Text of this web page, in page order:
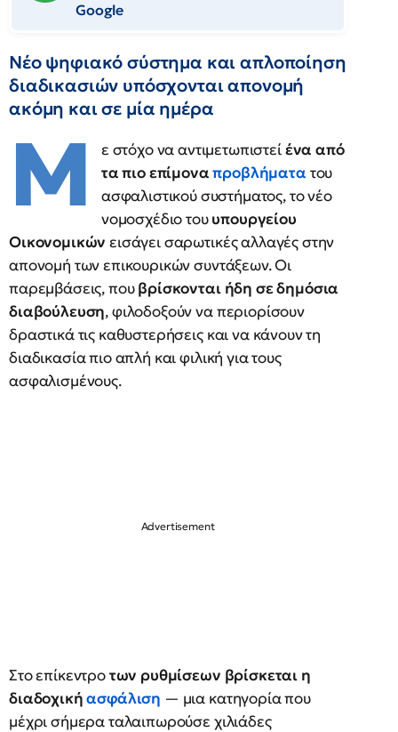
Google
Νέο ψηφιακό σύστημα και απλοποίηση
διαδικασιών υπόσχονται απονομή
ακόμη και σε μία ημέρα
Μ ε στόχο να αντιμετωπιστείένα από
τα πιο επίμοναπροβλήματα του
ασφαλιστικού συστήματος, το νέο
νομοσχέδιο τουυπουργείου
Οικονομικών εισάγει σαρωτικές αλλαγές στην
απονομή των επικουρικών συντάξεων. Οι
παρεμβάσεις, πουβρίσκονται ήδη σε δημόσια
διαβούλευση, φιλοδοξούν να περιορίσουν
δραστικά τις καθυστερήσεις και να κάνουν τη
διαδικασία πιο απλή και φιλική για τους
ασφαλισμένους.
Στο επίκεντροτων ρυθμίσεων βρίσκεται η
διαδοχικήασφάλιση — μια κατηγορία που
μέχρι σήμερα ταλαιπωρούσε χιλιάδες